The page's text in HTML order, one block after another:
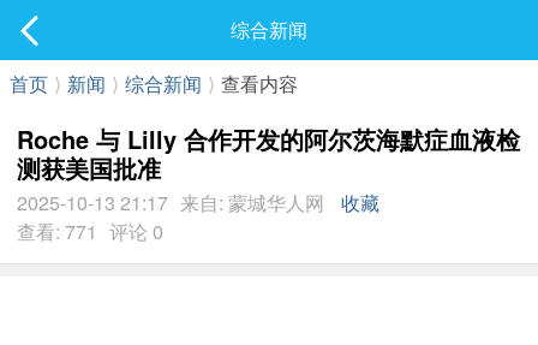
最新发表
综合新闻
首页 ⟩ 新闻 ⟩ 综合新闻 ⟩ 查看内容
Roche 与 Lilly 合作开发的阿尔茨海默症血液检
测获美国批准
2025-10-13 21:17 来自: 蒙城华人网
收藏
查看: 771 评论 0